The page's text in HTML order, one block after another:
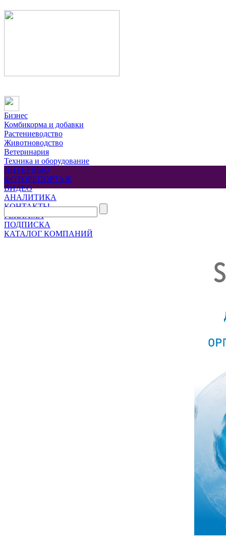
Бизнес
Комбикорма и добавки
Растениеводство
Животноводство
Ветеринария
Техника и оборудование
ИНТЕРВЬЮ
ФОТОРЕПОРТАЖ
ВИДЕО
АНАЛИТИКА
КОНТАКТЫ
РЕКЛАМА
ПОДПИСКА
КАТАЛОГ КОМПАНИЙ